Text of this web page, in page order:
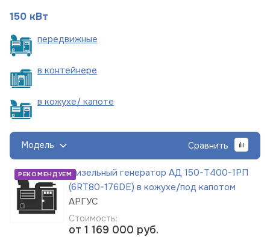
150 кВт
передвижные
в контейнере
в кожухе/ капоте
Модель Сравнить
РЕКОМЕНДУЕМДизельный генератор АД 150-Т400-1РП
(6RT80-176DE) в кожухе/под капотом
АРГУС
Стоимость:
от 1 169 000 руб.